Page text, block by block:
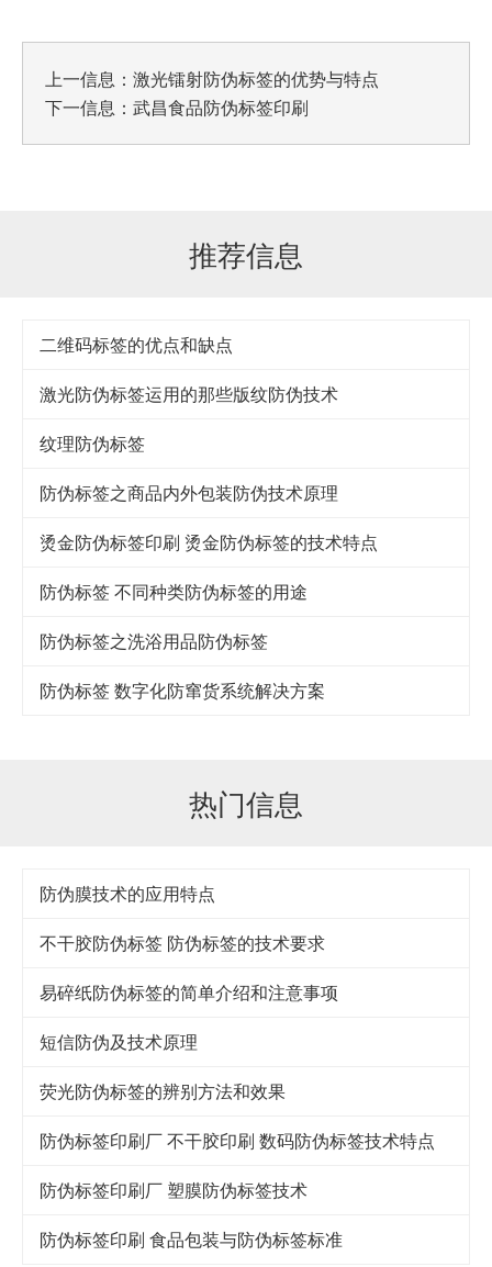
上一信息： 激光镭射防伪标签的优势与特点
下一信息： 武昌食品防伪标签印刷
推荐信息
二维码标签的优点和缺点
激光防伪标签运用的那些版纹防伪技术
纹理防伪标签
防伪标签之商品内外包装防伪技术原理
烫金防伪标签印刷 烫金防伪标签的技术特点
防伪标签 不同种类防伪标签的用途
防伪标签之洗浴用品防伪标签
防伪标签 数字化防窜货系统解决方案
热门信息
防伪膜技术的应用特点
不干胶防伪标签 防伪标签的技术要求
易碎纸防伪标签的简单介绍和注意事项
短信防伪及技术原理
荧光防伪标签的辨别方法和效果
防伪标签印刷厂 不干胶印刷 数码防伪标签技术特点
防伪标签印刷厂 塑膜防伪标签技术
防伪标签印刷 食品包装与防伪标签标准